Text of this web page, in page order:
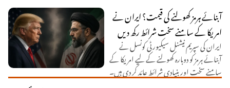
آبنائے ہرمز کھولنے کی قیمت؟ ایران نے
امریکا کے سامنے سخت شرائط رکھ دیں
ایران کی سپریم نیشنل سیکیورٹی کونسل نے
آبنائے ہرمز کو دوبارہ کھولنے کے لیے امریکا کے
سامنے سخت اور بنیادی شرائط عائد کر دی ہیں۔